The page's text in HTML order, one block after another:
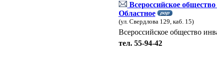
Всероссийское
Областное
(ул. Свердлова 129, каб. 15)
Всероссийское общество
тел. 55-94-42